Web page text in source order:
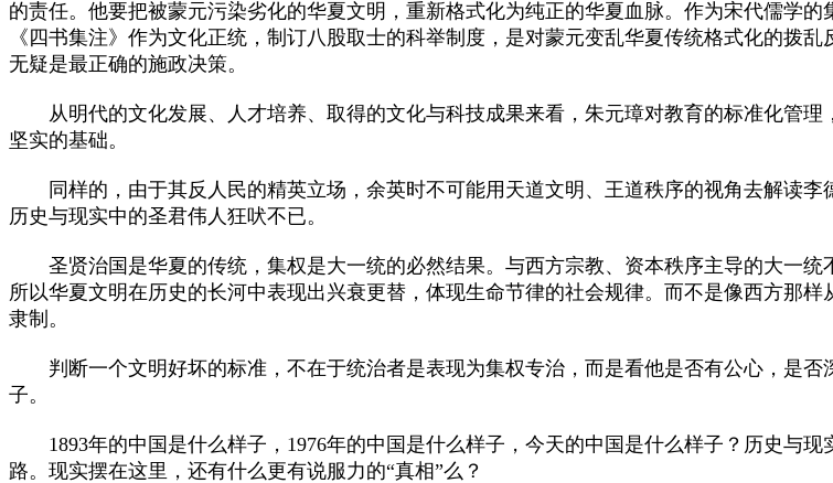
的责任。他要把被蒙元污染劣化的华夏文明，重新格式化为纯正的华夏血脉。作为宋代儒学
《四书集注》作为文化正统，制订八股取士的科举制度，是对蒙元变乱华夏传统格式化的拨
无疑是最正确的施政决策。
从明代的文化发展、人才培养、取得的文化与科技成果来看，朱元璋对教育的标准化管理
坚实的基础。
同样的，由于其反人民的精英立场，余英时不可能用天道文明、王道秩序的视角去解读李
历史与现实中的圣君伟人狂吠不已。
圣贤治国是华夏的传统，集权是大一统的必然结果。与西方宗教、资本秩序主导的大一统
所以华夏文明在历史的长河中表现出兴衰更替，体现生命节律的社会规律。而不是像西方那
隶制。
判断一个文明好坏的标准，不在于统治者是表现为集权专治，而是看他是否有公心，是否
子。
1893年的中国是什么样子，1976年的中国是什么样子，今天的中国是什么样子？历史与现
路。现实摆在这里，还有什么更有说服力的“真相”么？